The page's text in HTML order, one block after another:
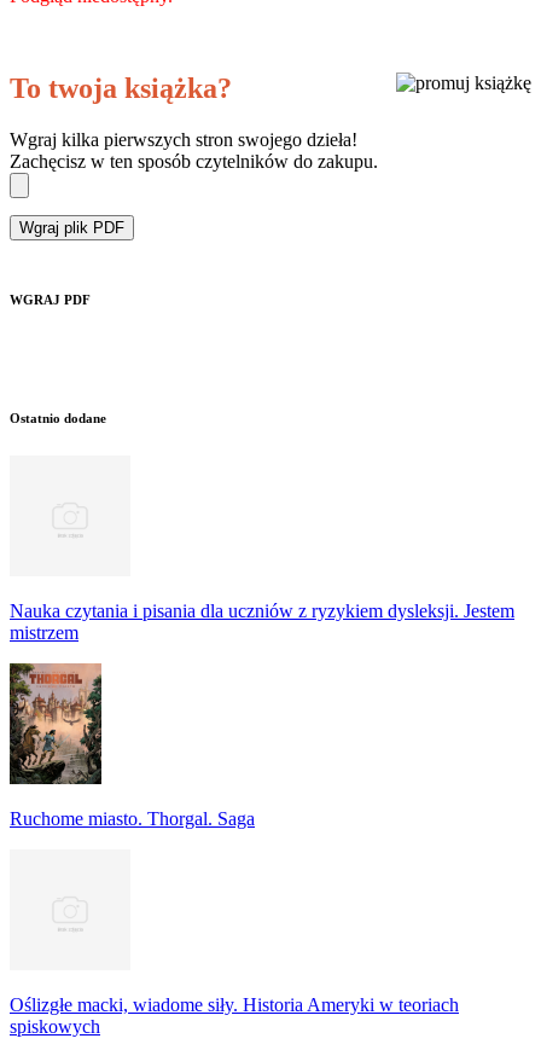
To twoja książka?
Wgraj kilka pierwszych stron swojego dzieła!
Zachęcisz w ten sposób czytelników do zakupu.
Wgraj plik PDF
WGRAJ PDF
Ostatnio dodane
Nauka czytania i pisania dla uczniów z ryzykiem dysleksji. Jestem
mistrzem
Ruchome miasto. Thorgal. Saga
Oślizgłe macki, wiadome siły. Historia Ameryki w teoriach
spiskowych